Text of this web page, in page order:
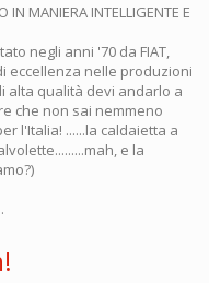
IN MANIERA INTELLIGENTE E
negli anni '70 da FIAT,
eccellenza nelle produzioni
alta qualità devi andarlo a
che non sai nemmeno
l'Italia! ......la caldaietta a
e la